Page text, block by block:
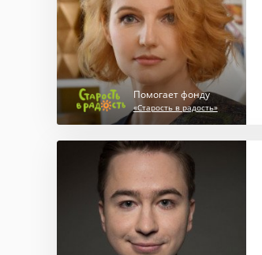
Помогает фонду
«Старость в радость»